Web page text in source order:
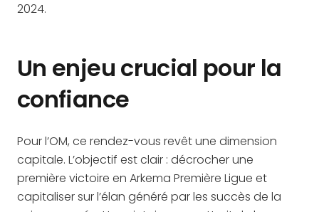
2024.
Un enjeu crucial pour la
confiance
Pour l’OM, ce rendez-vous revêt une dimension
capitale. L’objectif est clair : décrocher une
première victoire en Arkema Première Ligue et
capitaliser sur l’élan généré par les succès de la